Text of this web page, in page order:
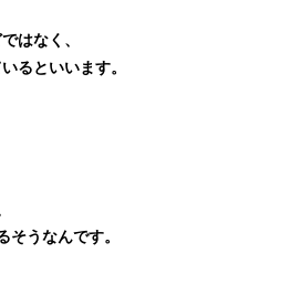
はなく、
るといいます。
そうなんです。